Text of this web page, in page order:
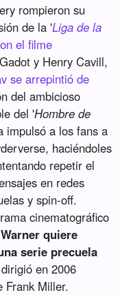
rompieron su
de la 'Liga de la
el filme
y Henry Cavill,
se arrepintió de
del ambicioso
del 'Hombre de
impulsó a los fans a
haciéndoles
repetir el
en redes
y spin-off.
cinematográfico
Warner quiere
serie precuela
en 2006
Frank Miller.